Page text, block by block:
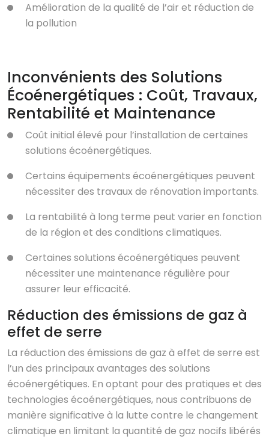
Amélioration de la qualité de l’air et réduction de
la pollution
Inconvénients des Solutions
Écoénergétiques : Coût, Travaux,
Rentabilité et Maintenance
Coût initial élevé pour l’installation de certaines
solutions écoénergétiques.
Certains équipements écoénergétiques peuvent
nécessiter des travaux de rénovation importants.
La rentabilité à long terme peut varier en fonction
de la région et des conditions climatiques.
Certaines solutions écoénergétiques peuvent
nécessiter une maintenance régulière pour
assurer leur efficacité.
Réduction des émissions de gaz à
effet de serre
La réduction des émissions de gaz à effet de serre est
l’un des principaux avantages des solutions
écoénergétiques. En optant pour des pratiques et des
technologies écoénergétiques, nous contribuons de
manière significative à la lutte contre le changement
climatique en limitant la quantité de gaz nocifs libérés